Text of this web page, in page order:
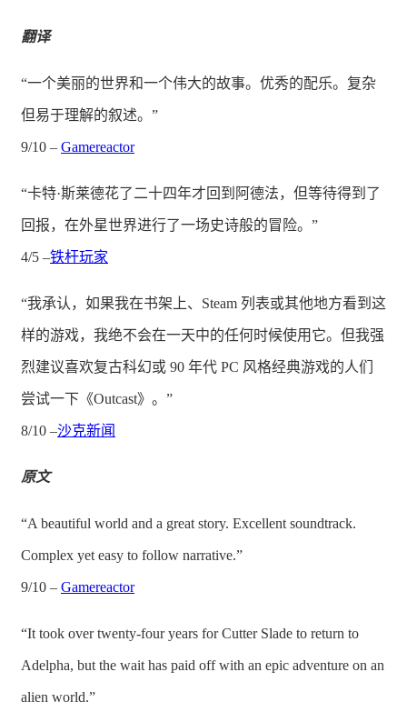
翻译
“一个美丽的世界和一个伟大的故事。优秀的配乐。复杂
但易于理解的叙述。”
9/10 – Gamereactor
“卡特·斯莱德花了二十四年才回到阿德法，但等待得到了
回报，在外星世界进行了一场史诗般的冒险。”
4/5 –铁杆玩家
“我承认，如果我在书架上、Steam 列表或其他地方看到这
样的游戏，我绝不会在一天中的任何时候使用它。但我强
烈建议喜欢复古科幻或 90 年代 PC 风格经典游戏的人们
尝试一下《Outcast》。”
8/10 –沙克新闻
原文
“A beautiful world and a great story. Excellent soundtrack.
Complex yet easy to follow narrative.”
9/10 – Gamereactor
“It took over twenty-four years for Cutter Slade to return to
Adelpha, but the wait has paid off with an epic adventure on an
alien world.”